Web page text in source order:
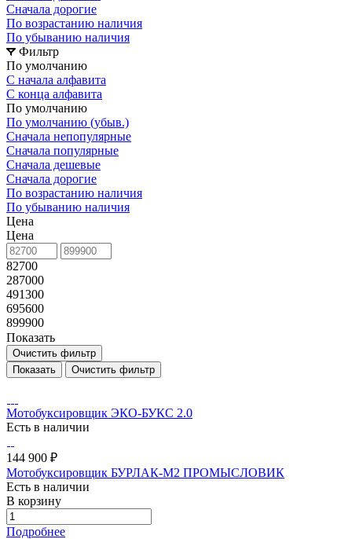
Сначала дорогие
По возрастанию наличия
По убыванию наличия
Фильтр
По умолчанию
С начала алфавита
С конца алфавита
По умолчанию
По умолчанию (убыв.)
Сначала непопулярные
Сначала популярные
Сначала дешевые
Сначала дорогие
По возрастанию наличия
По убыванию наличия
Цена
Цена
82700
287000
491300
695600
899900
Показать
Очистить фильтр
Очистить фильтр
Мотобуксировщик ЭКО-БУКС 2.0
Есть в наличии
144 900 ₽
Мотобуксировщик БУРЛАК-M2 ПРОМЫСЛОВИК
Есть в наличии
В корзину
Подробнее